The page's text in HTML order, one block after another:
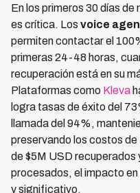
En los primeros 30 días
es crítica. Los voice
permiten contactar el
primeras 24-48 horas,
recuperación está en su
Plataformas como Kleva
logra tasas de éxito del
llamada del 94%,
preservando los costos
de $5M USD recuperados
procesados, el impacto
y significativo.